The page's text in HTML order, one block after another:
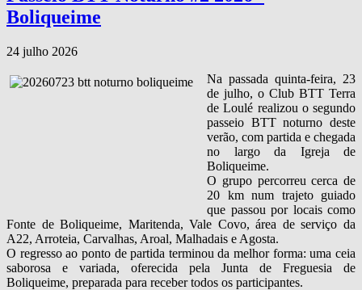
Boliqueime
24 julho 2026
Na passada quinta‑feira, 23
de julho, o Club BTT Terra
de Loulé realizou o segundo
passeio BTT noturno deste
verão, com partida e chegada
no largo da Igreja de
Boliqueime.
O grupo percorreu cerca de
20 km num trajeto guiado
que passou por locais como
Fonte de Boliqueime, Maritenda, Vale Covo, área de serviço da
A22, Arroteia, Carvalhas, Aroal, Malhadais e Agosta.
O regresso ao ponto de partida terminou da melhor forma: uma ceia
saborosa e variada, oferecida pela Junta de Freguesia de
Boliqueime, preparada para receber todos os participantes.